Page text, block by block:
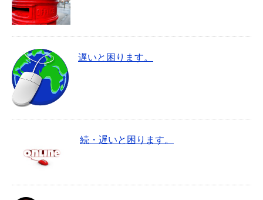
遅いと困ります。
続・遅いと困ります。